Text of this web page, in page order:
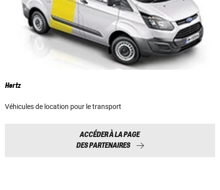
Hertz
Véhicules de location pour le transport
ACCÉDER À LA PAGE
DES PARTENAIRES